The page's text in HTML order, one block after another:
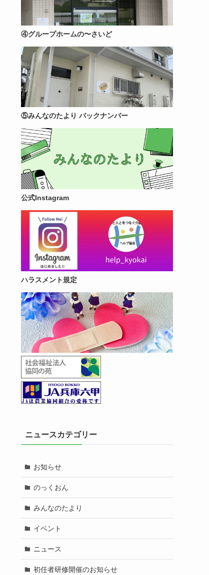
④グループホームの〜さいど
⑤みんなのたより バックナンバー
公式Instagram
ハラスメント規定
ニュースカテゴリー
お知らせ
のっくおん
みんなのたより
イベント
ニュース
初任者研修開催のお知らせ